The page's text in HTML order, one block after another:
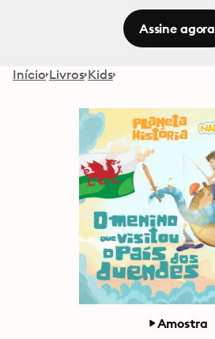
Assine agora
Início Livros Kids
Amostra